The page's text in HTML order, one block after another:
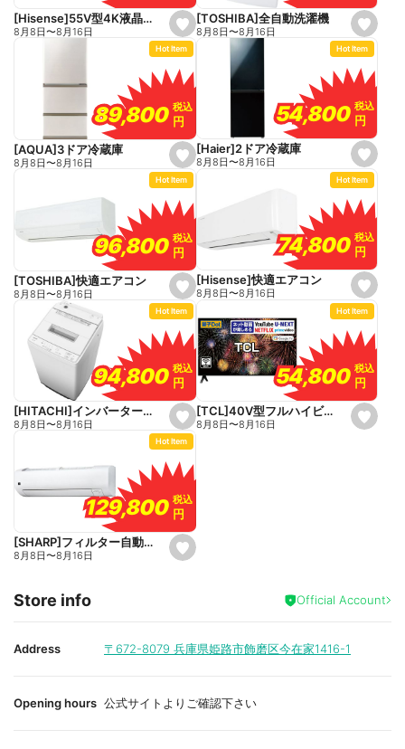
e
e
s
e
t
a
v
o
r
i
e
[Hisense]55V型4K液晶テレビ
8月8日〜8月16日
s
e
t
a
v
o
r
i
e
[TOSHIBA]全自動洗濯機
8月8日〜8月16日
s
e
t
a
v
o
r
i
e
Hot Item
89,800
89,800 税込
税込
円
円
[AQUA]3ドア冷蔵庫
8月8日〜8月16日
s
e
t
a
v
o
r
i
e
Hot Item
54,800
54,800 税込
税込
円
円
[Haier]2ドア冷蔵庫
8月8日〜8月16日
s
e
t
a
v
o
r
i
e
Hot Item
96,800
96,800 税込
税込
円
円
[TOSHIBA]快適エアコン
8月8日〜8月16日
s
e
t
a
v
o
r
i
e
Hot Item
74,800
74,800 税込
税込
円
円
[Hisense]快適エアコン
8月8日〜8月16日
s
e
t
a
v
o
r
i
e
Hot Item
94,800
94,800 税込
税込
円
円
[HITACHI]インバーター全自動洗濯機
8月8日〜8月16日
s
e
Hot Item
54,800
54,800 税込
税込
円
円
[TCL]40V型フルハイビジョン液晶テレビ
8月8日〜8月16日
s
e
i
t
Hot Item
129,800
129,800 税込
税込
円
円
[SHARP]フィルター自動お掃除エアコン
8月8日〜8月16日
Store info Official Account
Address 〒672-8079 兵庫県姫路市飾磨区今在家1416-1
Opening hours 公式サイトよりご確認下さい